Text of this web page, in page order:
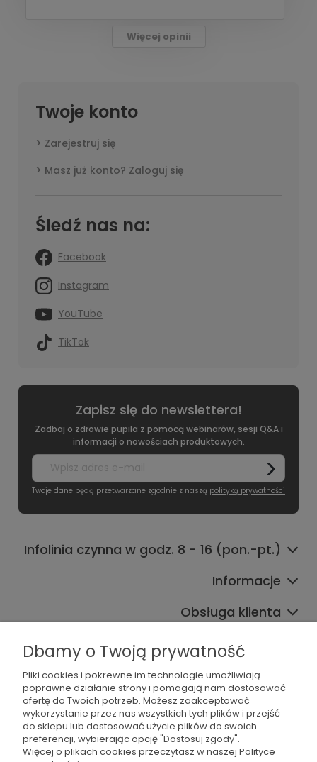
Więcej opinii
Twoje konto
Zarejestruj się
Masz już konto? Zaloguj się
Śledź nas na:
Facebook
Instagram
YouTube
TikTok
Zapisz się do newslettera!
Zadbaj o zdrowie pupila z pomocą webinarów, sesji Q&A i
informacji o nowościach produktowych.
Twoje dane będą przetwarzane zgodnie z naszą polityką prywatności
Infolinia czynna w godz. 8 - 16 (pon.-pt.)
Informacje
Obsługa klienta
Współpraca
536 042 061
Dbamy o Twoją prywatność
Pliki cookies i pokrewne im technologie umożliwiają
poprawne działanie strony i pomagają nam dostosować
ofertę do Twoich potrzeb. Możesz zaakceptować
wykorzystanie przez nas wszystkich tych plików i przejść
do sklepu lub dostosować użycie plików do swoich
preferencji, wybierając opcję "Dostosuj zgody".
Więcej o plikach cookies przeczytasz w naszej Polityce